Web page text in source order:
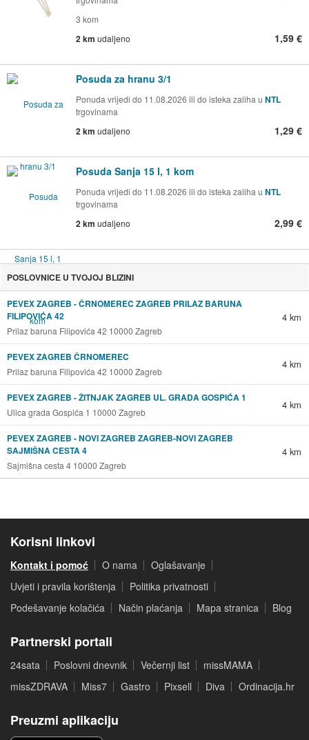
3 kom
2 km udaljeno 1,59 €
Posuda za hranu 3/1
Ponuda vrijedi do 11.08.2026 ili do isteka zaliha u NTL
trgovinama
2 km udaljeno 1,29 €
Posuda Sanja 15 l, 1 kom
Ponuda vrijedi do 11.08.2026 ili do isteka zaliha u NTL
trgovinama
2 km udaljeno 2,99 €
POSLOVNICE U TVOJOJ BLIZINI
PEVEX ZAGREB - ČRNOMEREC ZAGREB PRILAZ BARUNA
FILIPOVIĆA 42
Prilaz baruna Filipovića 42 10000 Zagreb
4 km
PEVEX ZAGREB ČRNOMEREC
Prilaz baruna Filipovića 42 10000 Zagreb
4 km
PEVEX ZAGREB - ŽITNJAK ZAGREB UL. GRADA GOSPIĆA 1
Ulica grada Gospića 1 10000 Zagreb
4 km
PEVEX ZAGREB - NOVI ZAGREB ZAGREB-NOVI ZAGREB
SAJMIŠNA CESTA 4
Sajmišna cesta 4 10000 Zagreb
4 km
Korisni linkovi
Kontakt i pomoć O nama
Oglašavanje
Uvjeti i pravila korištenja
Politika privatnosti
Podešavanje kolačića
Način plaćanja Mapa stranica Blog
Partnerski portali
24sata Poslovni dnevnik Večernji list
missMAMA
missZDRAVA
Miss7 Gastro Pixsell Diva Ordinacija.hr
Preuzmi aplikaciju